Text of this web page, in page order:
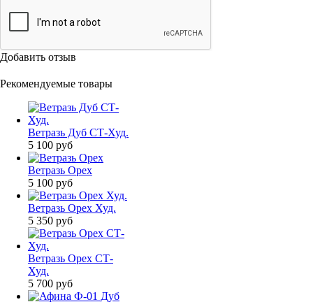
Добавить отзыв
Рекомендуемые товары
Ветразь Дуб СТ-Худ.
5 100 руб
Ветразь Орех
5 100 руб
Ветразь Орех Худ.
5 350 руб
Ветразь Орех СТ-
Худ.
5 700 руб